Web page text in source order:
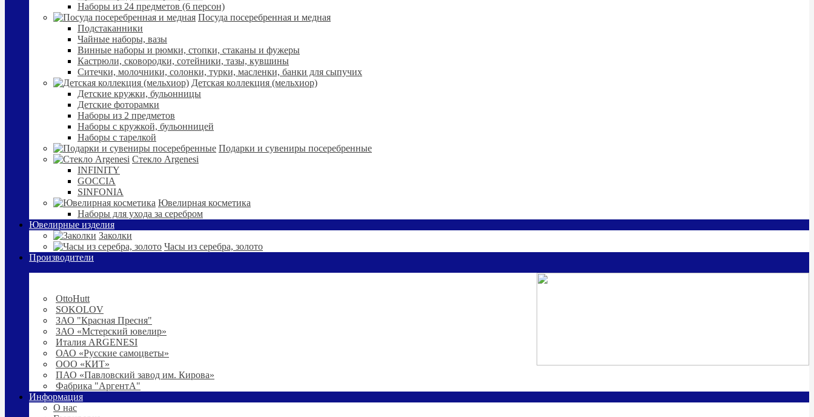
Наборы из 24 предметов (6 персон)
Посуда посеребренная и медная
Подстаканники
Чайные наборы, вазы
Винные наборы и рюмки, стопки, стаканы и фужеры
Кастрюли, сковородки, сотейники, тазы, кувшины
Ситечки, молочники, солонки, турки, масленки, банки для сыпучих
Детская коллекция (мельхиор)
Детские кружки, бульонницы
Детские фоторамки
Наборы из 2 предметов
Наборы с кружкой, бульонницей
Наборы с тарелкой
Подарки и сувениры посеребренные
Стекло Argenesi
INFINITY
GOCCIA
SINFONIA
Ювелирная косметика
Наборы для ухода за серебром
Ювелирные изделия
Заколки
Часы из серебра, золото
Производители
OttoHutt
SOKOLOV
ЗАО "Красная Пресня"
ЗАО «Мстерский ювелир»
Италия ARGENESI
ОАО «Русские самоцветы»
ООО «КИТ»
ПАО «Павловский завод им. Кирова»
Фабрика "АргентА"
Информация
О нас